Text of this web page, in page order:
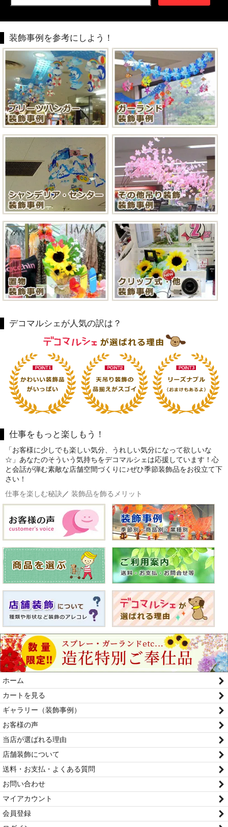
装飾事例を参考にしよう！
デコマルシェが人気の訳は？
仕事をもっと楽しもう！
「お客様に少しでも楽しい気分、うれしい気分になって欲しいな
☆」あなたのそういう気持ちをデコマルシェは応援しています！心
と会話が弾む素敵な店舗空間づくりに♪ぜひ季節装飾品をお役立て下
さい！
仕事を楽しむ秘訣／ 装飾品を飾るメリット
ホーム
カートを見る
ギャラリー（装飾事例）
お客様の声
当店が選ばれる理由
店舗装飾について
送料・お支払・よくある質問
お問い合わせ
マイアカウント
会員登録